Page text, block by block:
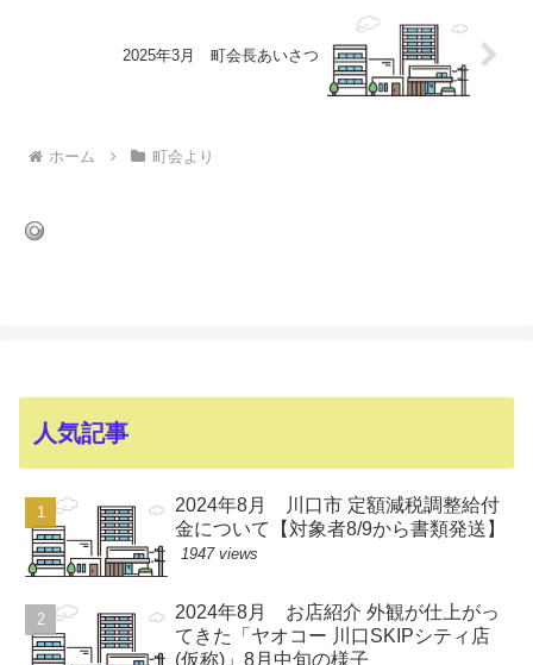
2025年3月 町会長あいさつ
ホーム 町会より
人気記事
2024年8月 川口市 定額減税調整給付
金について【対象者8/9から書類発送】
1947 views
2024年8月 お店紹介 外観が仕上がっ
てきた「ヤオコー 川口SKIPシティ店
(仮称)」8月中旬の様子